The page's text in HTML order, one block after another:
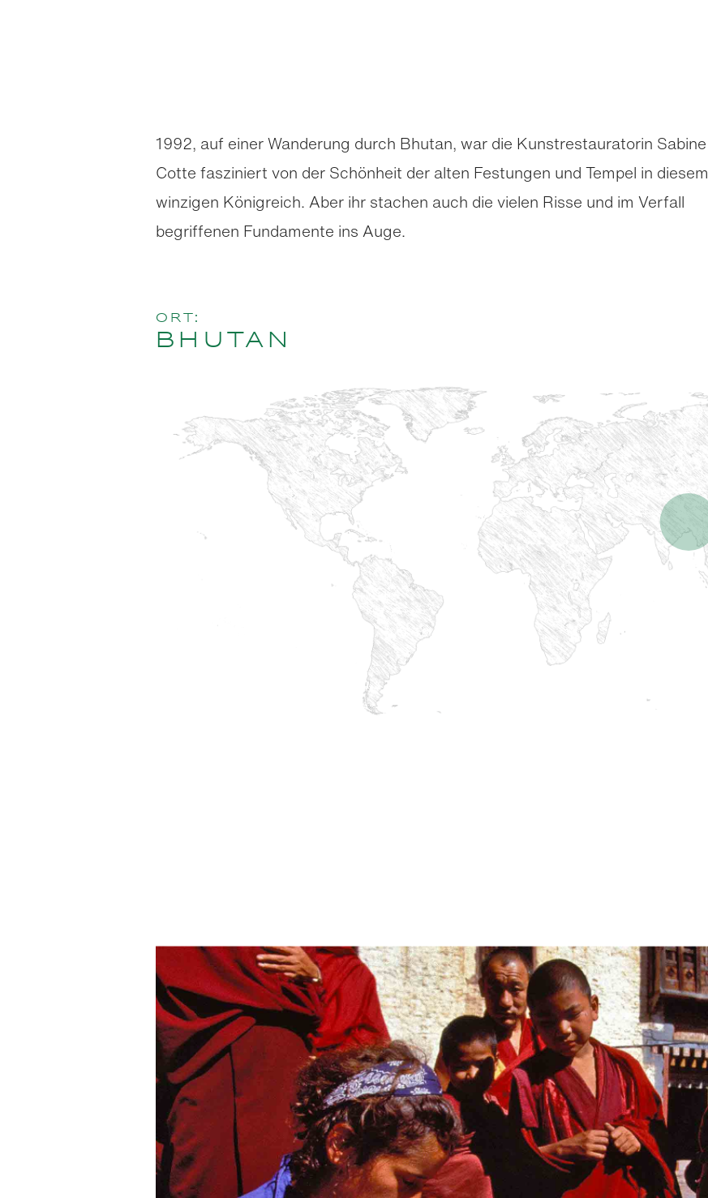
1992, auf einer Wanderung durch Bhutan, war die Kunstrestauratorin Sabine
Cotte fasziniert von der Schönheit der alten Festungen und Tempel in diesem
winzigen Königreich. Aber ihr stachen auch die vielen Risse und im Verfall
begriffenen Fundamente ins Auge.
Ort:
Bhutan